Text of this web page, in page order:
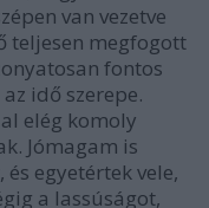
van vezetve
teljesen megfogott
fontos
idő szerepe.
elég komoly
Jómagam is
egyetértek vele,
a lassúságot,